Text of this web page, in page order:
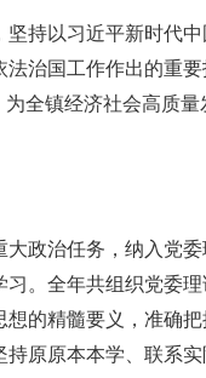
持以习近平新时代
治国工作作出的重
全镇经济社会高质
治任务，纳入党
。全年共组织党委
的精髓要义，准确
原原本本学、联系